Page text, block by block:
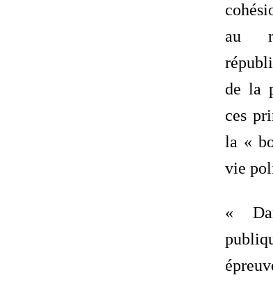
au
de la
ces
la «
vie
«